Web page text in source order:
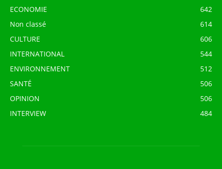
ECONOMIE
642
Non classé
614
CULTURE
606
INTERNATIONAL
544
ENVIRONNEMENT
512
SANTÉ
506
OPINION
506
INTERVIEW
484